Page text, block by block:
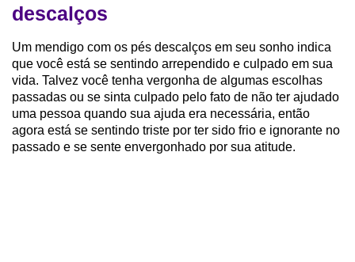
descalços
Um mendigo com os pés descalços em seu sonho indica
que você está se sentindo arrependido e culpado em sua
vida. Talvez você tenha vergonha de algumas escolhas
passadas ou se sinta culpado pelo fato de não ter ajudado
uma pessoa quando sua ajuda era necessária, então
agora está se sentindo triste por ter sido frio e ignorante no
passado e se sente envergonhado por sua atitude.